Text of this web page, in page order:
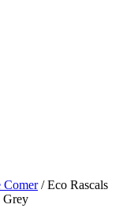
Comer/ Eco Rascals
Grey